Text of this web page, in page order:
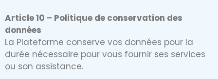
Article 10 – Politique de conservation des
données
La Plateforme conserve vos données pour la
durée nécessaire pour vous fournir ses services
ou son assistance.